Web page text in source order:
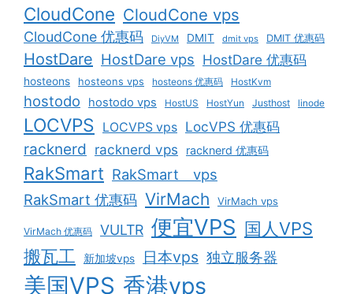
CloudCone CloudCone vps
CloudCone 优惠码 DiyVM DMIT dmit vps DMIT 优惠码
HostDare HostDare vps HostDare 优惠码
hosteons hosteons vps hosteons 优惠码 HostKvm
hostodo hostodo vps HostUS HostYun Justhost linode
LOCVPS LOCVPS vps LocVPS 优惠码
racknerd racknerd vps racknerd 优惠码
RakSmart RakSmart vps
RakSmart 优惠码 VirMach VirMach vps
VirMach 优惠码 VULTR 便宜VPS 国人VPS
搬瓦工
新加坡vps 日本vps 独立服务器
美国VPS 香港vps